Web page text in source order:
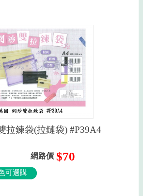
拉鍊袋(拉鏈袋) #P39A4
網路價 $70
可選購